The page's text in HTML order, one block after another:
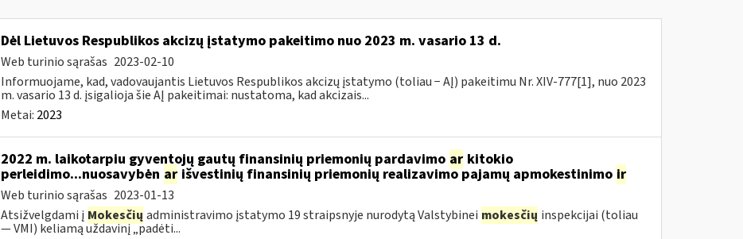
Dėl Lietuvos Respublikos akcizų įstatymo pakeitimo nuo 2023 m. vasario 13 d.
Web turinio sąrašas 2023-02-10
Informuojame, kad, vadovaujantis Lietuvos Respublikos akcizų įstatymo (toliau − AĮ) pakeitimu Nr. XIV-777[1], nuo 2023
m. vasario 13 d. įsigalioja šie AĮ pakeitimai: nustatoma, kad akcizais...
Metai: 2023
2022 m. laikotarpiu gyventojų gautų finansinių priemonių pardavimo arkitokio
perleidimo...nuosavybėn arišvestinių finansinių priemonių realizavimo pajamų apmokestinimo ir
Web turinio sąrašas 2023-01-13
Atsižvelgdami į Mokesčių administravimo įstatymo 19 straipsnyje nurodytą Valstybinei mokesčių inspekcijai (toliau
— VMI) keliamą uždavinį „padėti...